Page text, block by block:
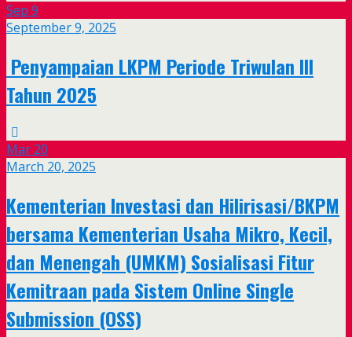
Sep 9
September 9, 2025
Penyampaian LKPM Periode Triwulan III
Tahun 2025
Mar 20
March 20, 2025
Kementerian Investasi dan Hilirisasi/BKPM
bersama Kementerian Usaha Mikro, Kecil,
dan Menengah (UMKM) Sosialisasi Fitur
Kemitraan pada Sistem Online Single
Submission (OSS)